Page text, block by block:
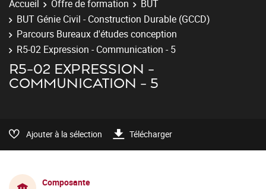
Accueil Offre de formation
BUT
BUT Génie Civil - Construction Durable (GCCD)
Parcours Bureaux d'études conception
R5-02 Expression - Communication - 5
R5-02 EXPRESSION -
COMMUNICATION - 5
Ajouter à la sélection Télécharger
Composante